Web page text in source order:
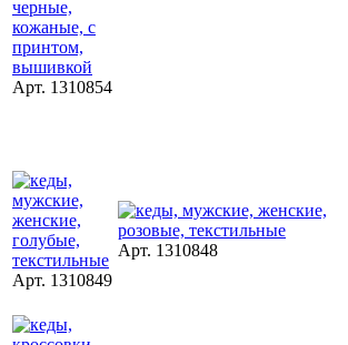
Арт. 1310854
Арт. 1310849
Арт. 1310848